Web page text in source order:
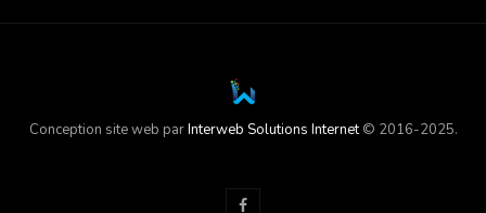
Conception site web parInterweb Solutions Internet© 2016-2025.